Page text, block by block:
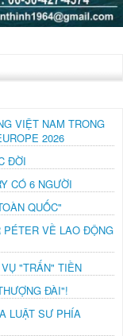
VIỆT NAM TRONG
2026
ĐỜI
CÓ 6 NGƯỜI
QUỐC"
PÉTER VỀ LAO ĐỘNG
"TRẤN" TIỀN
ĐÀI"!
LUẬT SƯ PHÍA